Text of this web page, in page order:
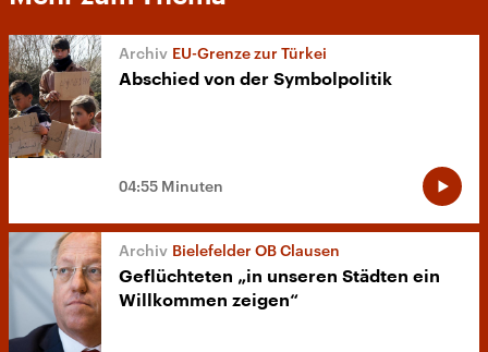
EU-Grenze zur Türkei
Abschied von der Symbolpolitik
04:55 Minuten
Bielefelder OB Clausen
Geflüchteten „in unseren Städten ein
Willkommen zeigen“